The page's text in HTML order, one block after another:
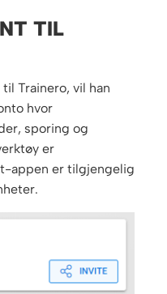
TIL
Trainero, vil han
hvor
sporing og
er
appen er tilgjengelig